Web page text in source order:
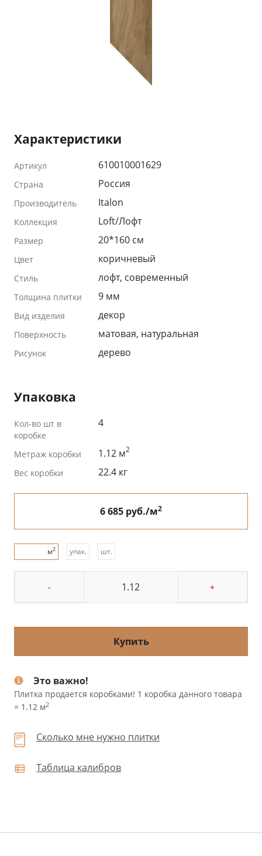
Характеристики
Артикул 610010001629
Страна Россия
Производитель Italon
Коллекция Loft/Лофт
Размер 20*160 см
Цвет коричневый
Стиль лофт, современный
Толщина плитки 9 мм
Вид изделия декор
Поверхность матовая, натуральная
Рисунок дерево
Упаковка
Кол-во шт в
коробке
4
Метраж коробки 1.12 м2
Вес коробки 22.4 кг
6 685 руб./м2
м2 упак. шт.
- +
Купить
Это важно!
Плитка продается коробками! 1 коробка данного товара
= 1.12 м2
Сколько мне нужно плитки
Таблица калибров